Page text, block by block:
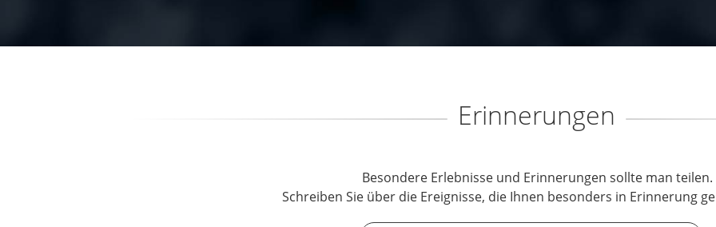
Erinnerungen
Besondere Erlebnisse und Erinnerungen sollte man teilen.
Schreiben Sie über die Ereignisse, die Ihnen besonders in Erinnerung